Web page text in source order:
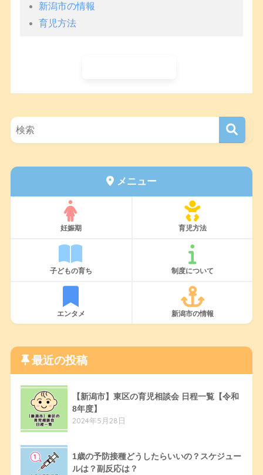
新潟市の情報
育児方法
メニュー
妊娠期 育児方法
子どもの育ち 制度について
エンタメ 新潟市の情報
最近の投稿
【新潟市】東区の育児相談会 日程一覧【令和
8年度】
2024年5月28日
1歳の予防接種どうしたらいいの？スケジュー
ルは？副反応は？